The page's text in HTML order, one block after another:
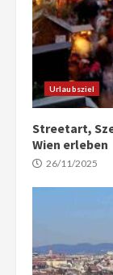
Urlaubsziel
Streetart,
Wien erleben
26/11/2025